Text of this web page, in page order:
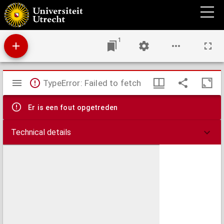
Crimineel wetboek voor het krijgsvolk te lande van de Vereenigde Nederlanden.
1
Mirador
viewer
TypeError: Failed to fetch
Er is een fout opgetreden
Technical details